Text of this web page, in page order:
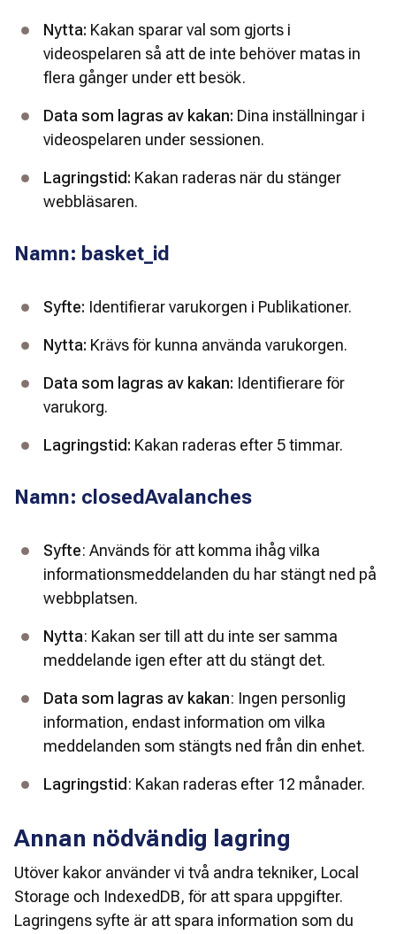
Nytta: Kakan sparar val som gjorts i
videospelaren så att de inte behöver matas in
flera gånger under ett besök.
Data som lagras av kakan: Dina inställningar i
videospelaren under sessionen.
Lagringstid: Kakan raderas när du stänger
webbläsaren.
Namn: basket_id
Syfte: Identifierar varukorgen i Publikationer.
Nytta: Krävs för kunna använda varukorgen.
Data som lagras av kakan: Identifierare för
varukorg.
Lagringstid: Kakan raderas efter 5 timmar.
Namn: closedAvalanches
Syfte: Används för att komma ihåg vilka
informationsmeddelanden du har stängt ned på
webbplatsen.
Nytta: Kakan ser till att du inte ser samma
meddelande igen efter att du stängt det.
Data som lagras av kakan: Ingen personlig
information, endast information om vilka
meddelanden som stängts ned från din enhet.
Lagringstid: Kakan raderas efter 12 månader.
Annan nödvändig lagring
Utöver kakor använder vi två andra tekniker, Local
Storage och IndexedDB, för att spara uppgifter.
Lagringens syfte är att spara information som du